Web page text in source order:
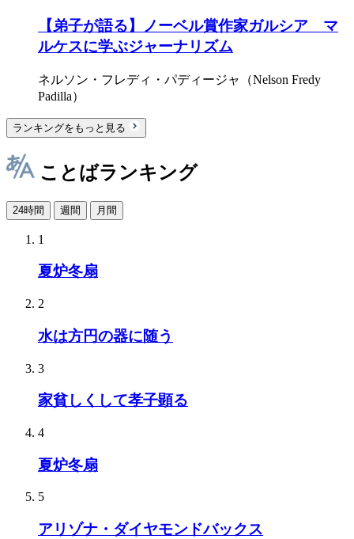
【弟子が語る】ノーベル賞作家ガルシア゠マ
ルケスに学ぶジャーナリズム
ネルソン・フレディ・パディージャ（Nelson Fredy
Padilla）
ランキングをもっと見る
ことばランキング
24時間 週間 月間
1
夏炉冬扇
2
水は方円の器に随う
3
家貧しくして孝子顕る
4
夏炉冬扇
5
アリゾナ・ダイヤモンドバックス